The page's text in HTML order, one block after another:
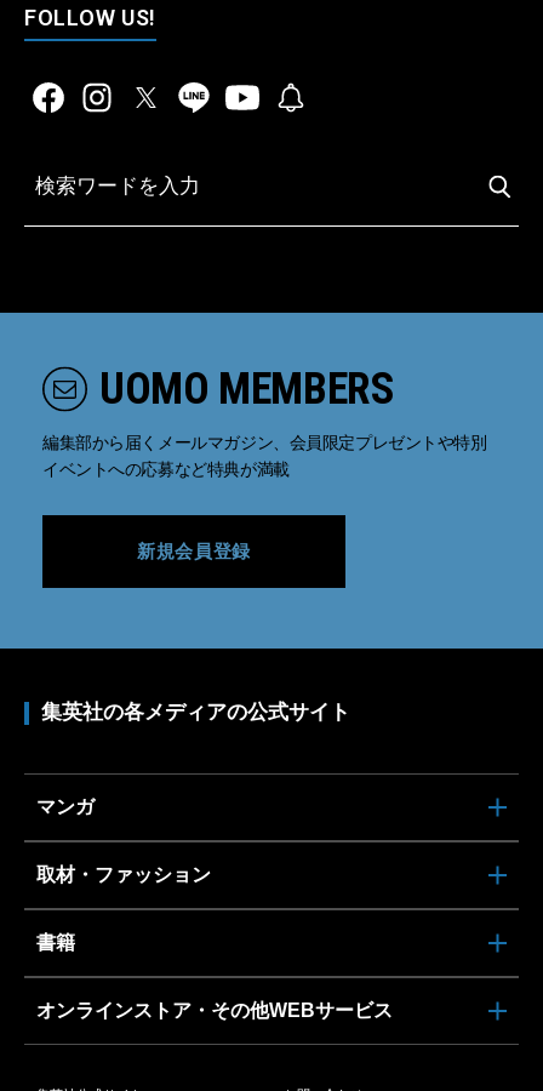
FOLLOW US!
UOMO MEMBERS
編集部から届くメールマガジン、会員限定プレゼントや特別
イベントへの応募など特典が満載
新規会員登録
集英社の各メディアの公式サイト
マンガ
取材・ファッション
書籍
オンラインストア・その他WEBサービス